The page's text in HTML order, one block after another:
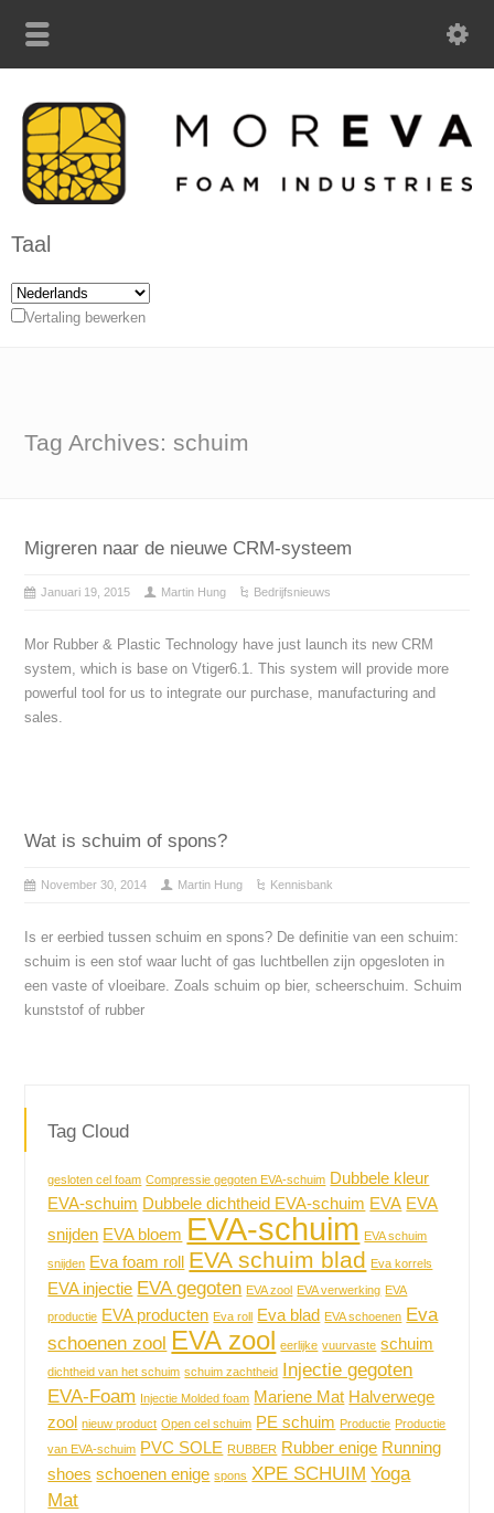
Taal
Vertaling bewerken
Tag Archives: schuim
Migreren naar de nieuwe CRM-systeem
Januari 19, 2015 Martin Hung Bedrijfsnieuws
Mor Rubber & Plastic Technology have just launch its new CRM
system, which is base on Vtiger6.1. This system will provide more
powerful tool for us to integrate our purchase, manufacturing and
sales.
Wat is schuim of spons?
November 30, 2014 Martin Hung Kennisbank
Is er eerbied tussen schuim en spons? De definitie van een schuim:
schuim is een stof waar lucht of gas luchtbellen zijn opgesloten in
een vaste of vloeibare. Zoals schuim op bier, scheerschuim. Schuim
kunststof of rubber
Tag Cloud
gesloten cel foam Compressie gegoten EVA-schuim Dubbele kleur
EVA-schuim Dubbele dichtheid EVA-schuim EVA EVA
snijden EVA bloem EVA-schuim EVA schuim
snijden Eva foam roll EVA schuim blad Eva korrels
EVA injectie EVA gegoten EVA zool EVA verwerking EVA
productie EVA producten Eva roll Eva blad EVA schoenen Eva
schoenen zool EVA zool eerlijke vuurvaste schuim
dichtheid van het schuim schuim zachtheid Injectie gegoten
EVA-Foam
Injectie Molded foam Mariene Mat Halverwege
zool
nieuw product Open cel schuim PE schuim Productie Productie
van EVA-schuim PVC SOLE RUBBER Rubber enige Running
shoes schoenen enige spons XPE SCHUIM Yoga
Mat